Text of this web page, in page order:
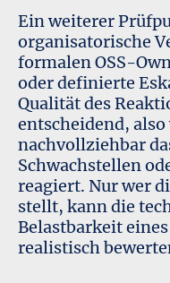
Ein weiterer
organisatorische
formalen OSS-
oder definierte
Qualität des
entscheidend,
nachvollziehbar
Schwachstellen
reagiert. Nur wer
stellt, kann die
Belastbarkeit
realistisch